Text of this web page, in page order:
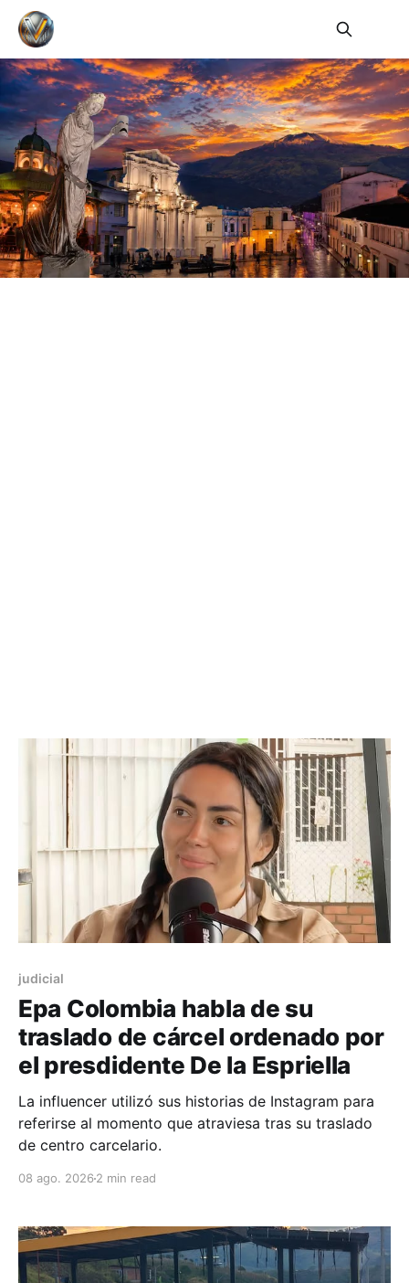
judicial
Epa Colombia habla de su
traslado de cárcel ordenado por
el presdidente De la Espriella
La influencer utilizó sus historias de Instagram para
referirse al momento que atraviesa tras su traslado
de centro carcelario.
08 ago. 2026 2 min read